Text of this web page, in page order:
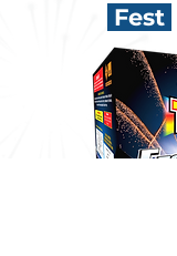
Fest